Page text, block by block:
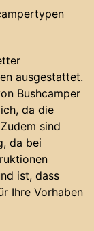
ausgestattet.
Bushcamper
da die
sind
da bei
ist, dass
Ihre Vorhaben